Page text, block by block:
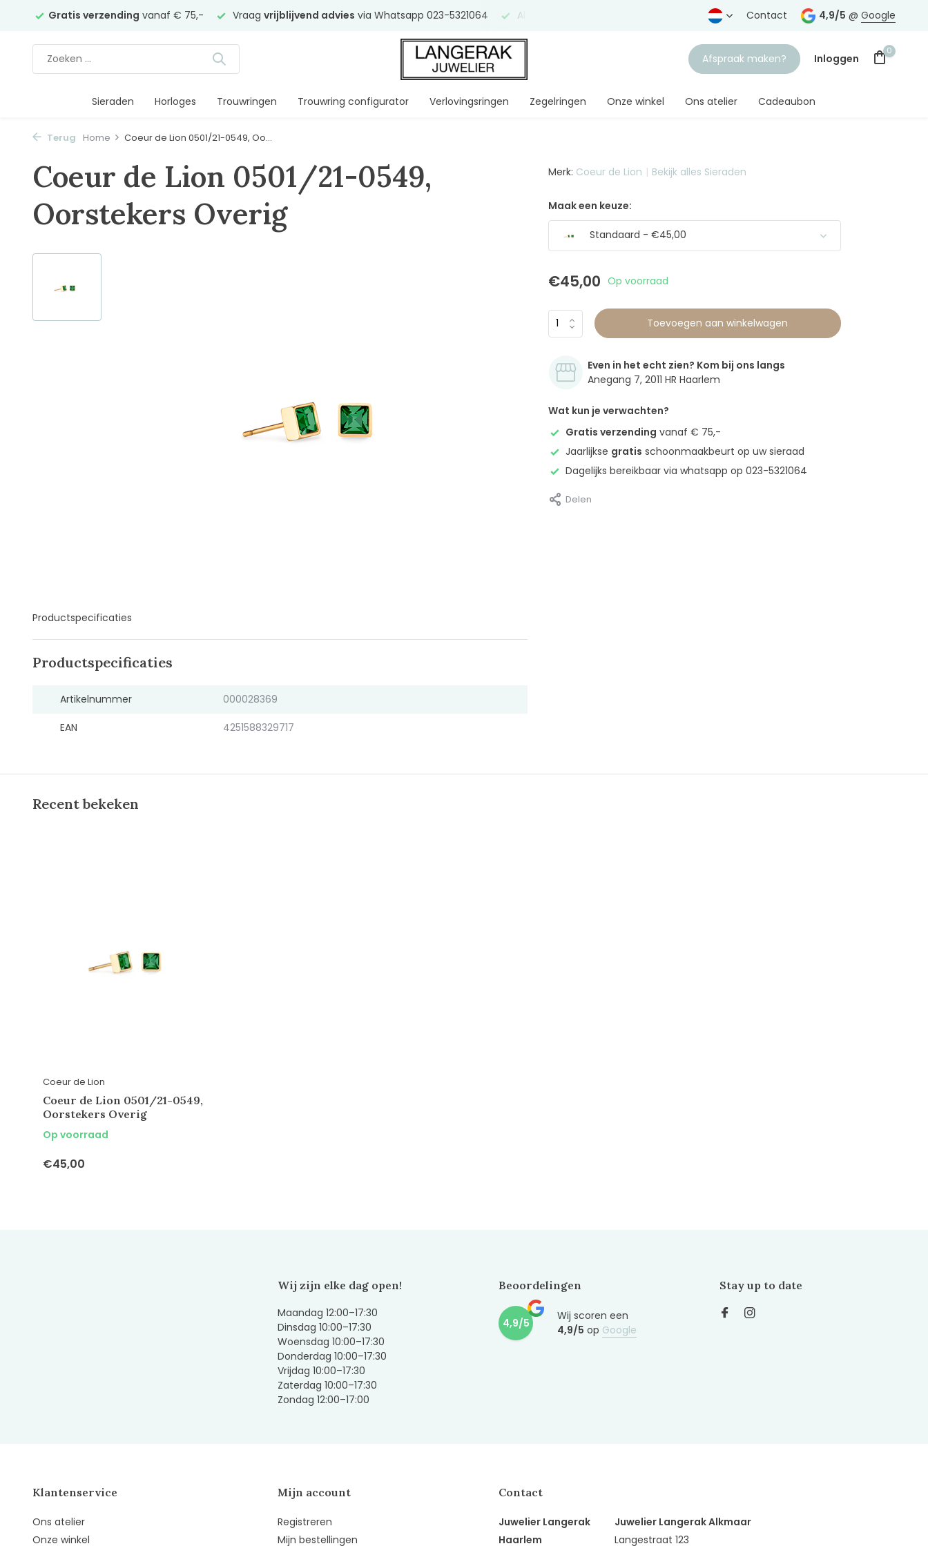
Gratis verzending vanaf € 75,- Vraag vrijblijvend advies via Whatsapp 023-5321064 Al Gratis verzending vanaf € 75,-
Contact 4,9/5 @ Google
Afspraak maken? Inloggen
0
Sieraden Horloges Trouwringen Trouwring configurator Verlovingsringen Zegelringen Onze winkel Ons atelier Cadeaubon
Terug Home Coeur de Lion 0501/21-0549, Oo...
Coeur de Lion 0501/21-0549,
Oorstekers Overig
Productspecificaties
Productspecificaties
Artikelnummer 000028369
EAN 4251588329717
Merk: Coeur de Lion Bekijk alles Sieraden
Maak een keuze:
Standaard - €45,00
€45,00 Op voorraad
Toevoegen aan winkelwagen
Even in het echt zien? Kom bij ons langs
Anegang 7, 2011 HR Haarlem
Wat kun je verwachten?
Gratis verzending vanaf € 75,-
Jaarlijkse gratis schoonmaakbeurt op uw sieraad
Dagelijks bereikbaar via whatsapp op 023-5321064
Delen
Recent bekeken
Coeur de Lion
Coeur de Lion 0501/21-0549,
Oorstekers Overig
Op voorraad
€45,00
Wij zijn elke dag open!
Maandag 12:00–17:30
Dinsdag 10:00–17:30
Woensdag 10:00–17:30
Donderdag 10:00–17:30
Vrijdag 10:00–17:30
Zaterdag 10:00–17:30
Zondag 12:00–17:00
Beoordelingen
4,9/5
Wij scoren een
4,9/5 op Google
Stay up to date
Klantenservice
Ons atelier
Onze winkel
Mijn account
Registreren
Mijn bestellingen
Contact
Juwelier Langerak
Haarlem
Juwelier Langerak Alkmaar
Langestraat 123